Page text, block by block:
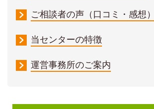
ご相談者の声（口コミ・感想）
当センターの特徴
運営事務所のご案内